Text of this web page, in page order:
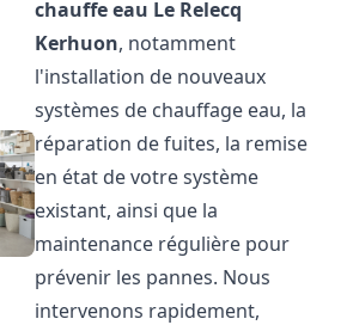
chauffe eau Le Relecq
Kerhuon, notamment
l'installation de nouveaux
systèmes de chauffage eau, la
réparation de fuites, la remise
en état de votre système
existant, ainsi que la
maintenance régulière pour
prévenir les pannes. Nous
intervenons rapidement,